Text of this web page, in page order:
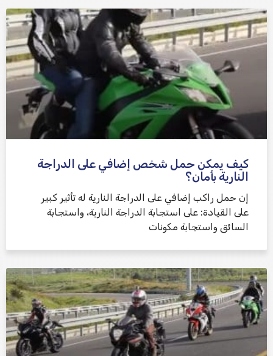
كيف يمكن حمل شخص إضافي على الدراجة
النارية بأمان؟
إن حمل راكب إضافي على الدراجة النارية له تأثير كبير
على القيادة: على استجابة الدراجة النارية، واستجابة
السائق واستجابة مكونات